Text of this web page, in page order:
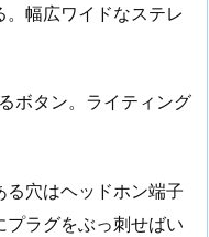
幅広ワイドなステレ
ボタン。ライティング
穴はヘッドホン端子
ラグをぶっ刺せばい